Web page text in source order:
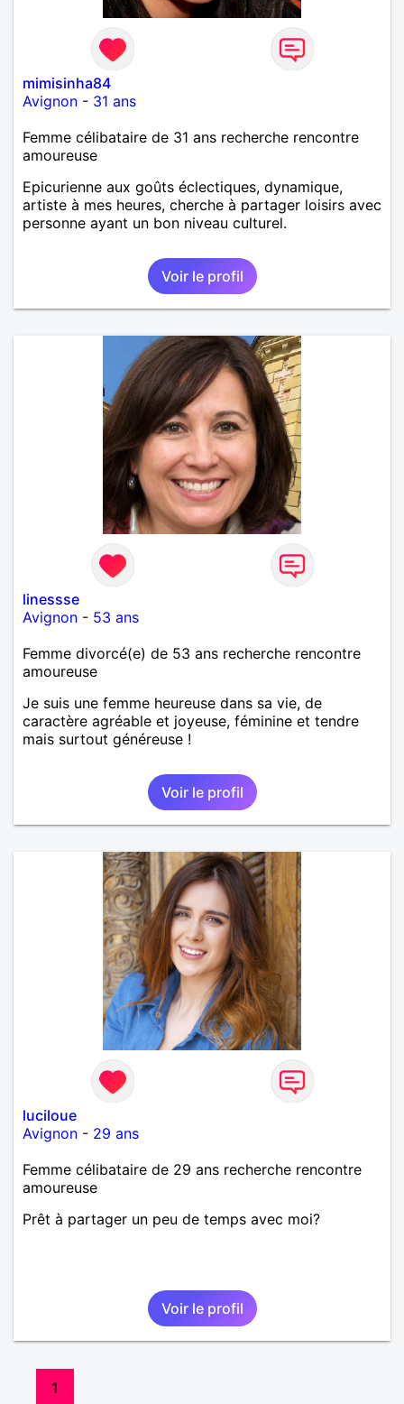
mimisinha84
Avignon - 31 ans
Femme célibataire de 31 ans recherche rencontre
amoureuse
Epicurienne aux goûts éclectiques, dynamique,
artiste à mes heures, cherche à partager loisirs avec
personne ayant un bon niveau culturel.
Voir le profil
linessse
Avignon - 53 ans
Femme divorcé(e) de 53 ans recherche rencontre
amoureuse
Je suis une femme heureuse dans sa vie, de
caractère agréable et joyeuse, féminine et tendre
mais surtout généreuse !
Voir le profil
luciloue
Avignon - 29 ans
Femme célibataire de 29 ans recherche rencontre
amoureuse
Prêt à partager un peu de temps avec moi?
Voir le profil
1